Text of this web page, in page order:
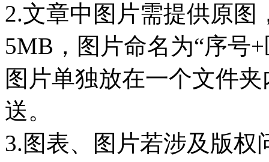
2.文章中图片需提供原图
5MB，图片命名为“序号
图片单独放在一个文件
送。
3.图表、图片若涉及版